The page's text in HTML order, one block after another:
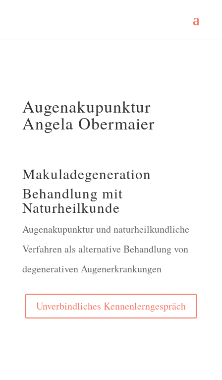
Augenakupunktur
Angela Obermaier
Makuladegeneration
Behandlung mit
Naturheilkunde
Augenakupunktur und naturheilkundliche
Verfahren als alternative Behandlung von
degenerativen Augenerkrankungen
Unverbindliches Kennenlerngespräch